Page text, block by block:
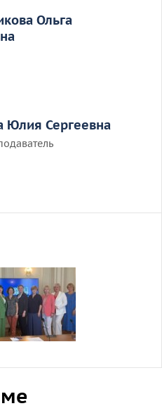
Ольга
Юлия Сергеевна